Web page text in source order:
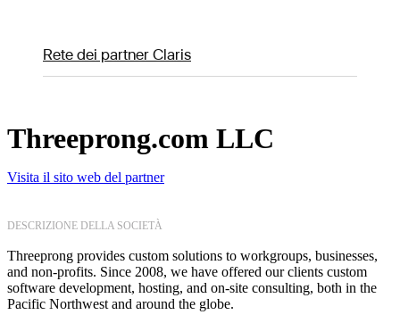
Rete dei partner Claris
Threeprong.com LLC
Visita il sito web del partner
DESCRIZIONE DELLA SOCIETÀ
Threeprong provides custom solutions to workgroups, businesses,
and non-profits. Since 2008, we have offered our clients custom
software development, hosting, and on-site consulting, both in the
Pacific Northwest and around the globe.